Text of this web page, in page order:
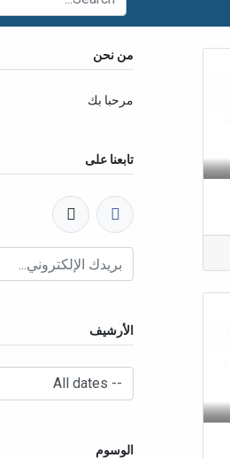
من نحن
مرحبا بك
تابعنا على
الأرشيف
الوسوم